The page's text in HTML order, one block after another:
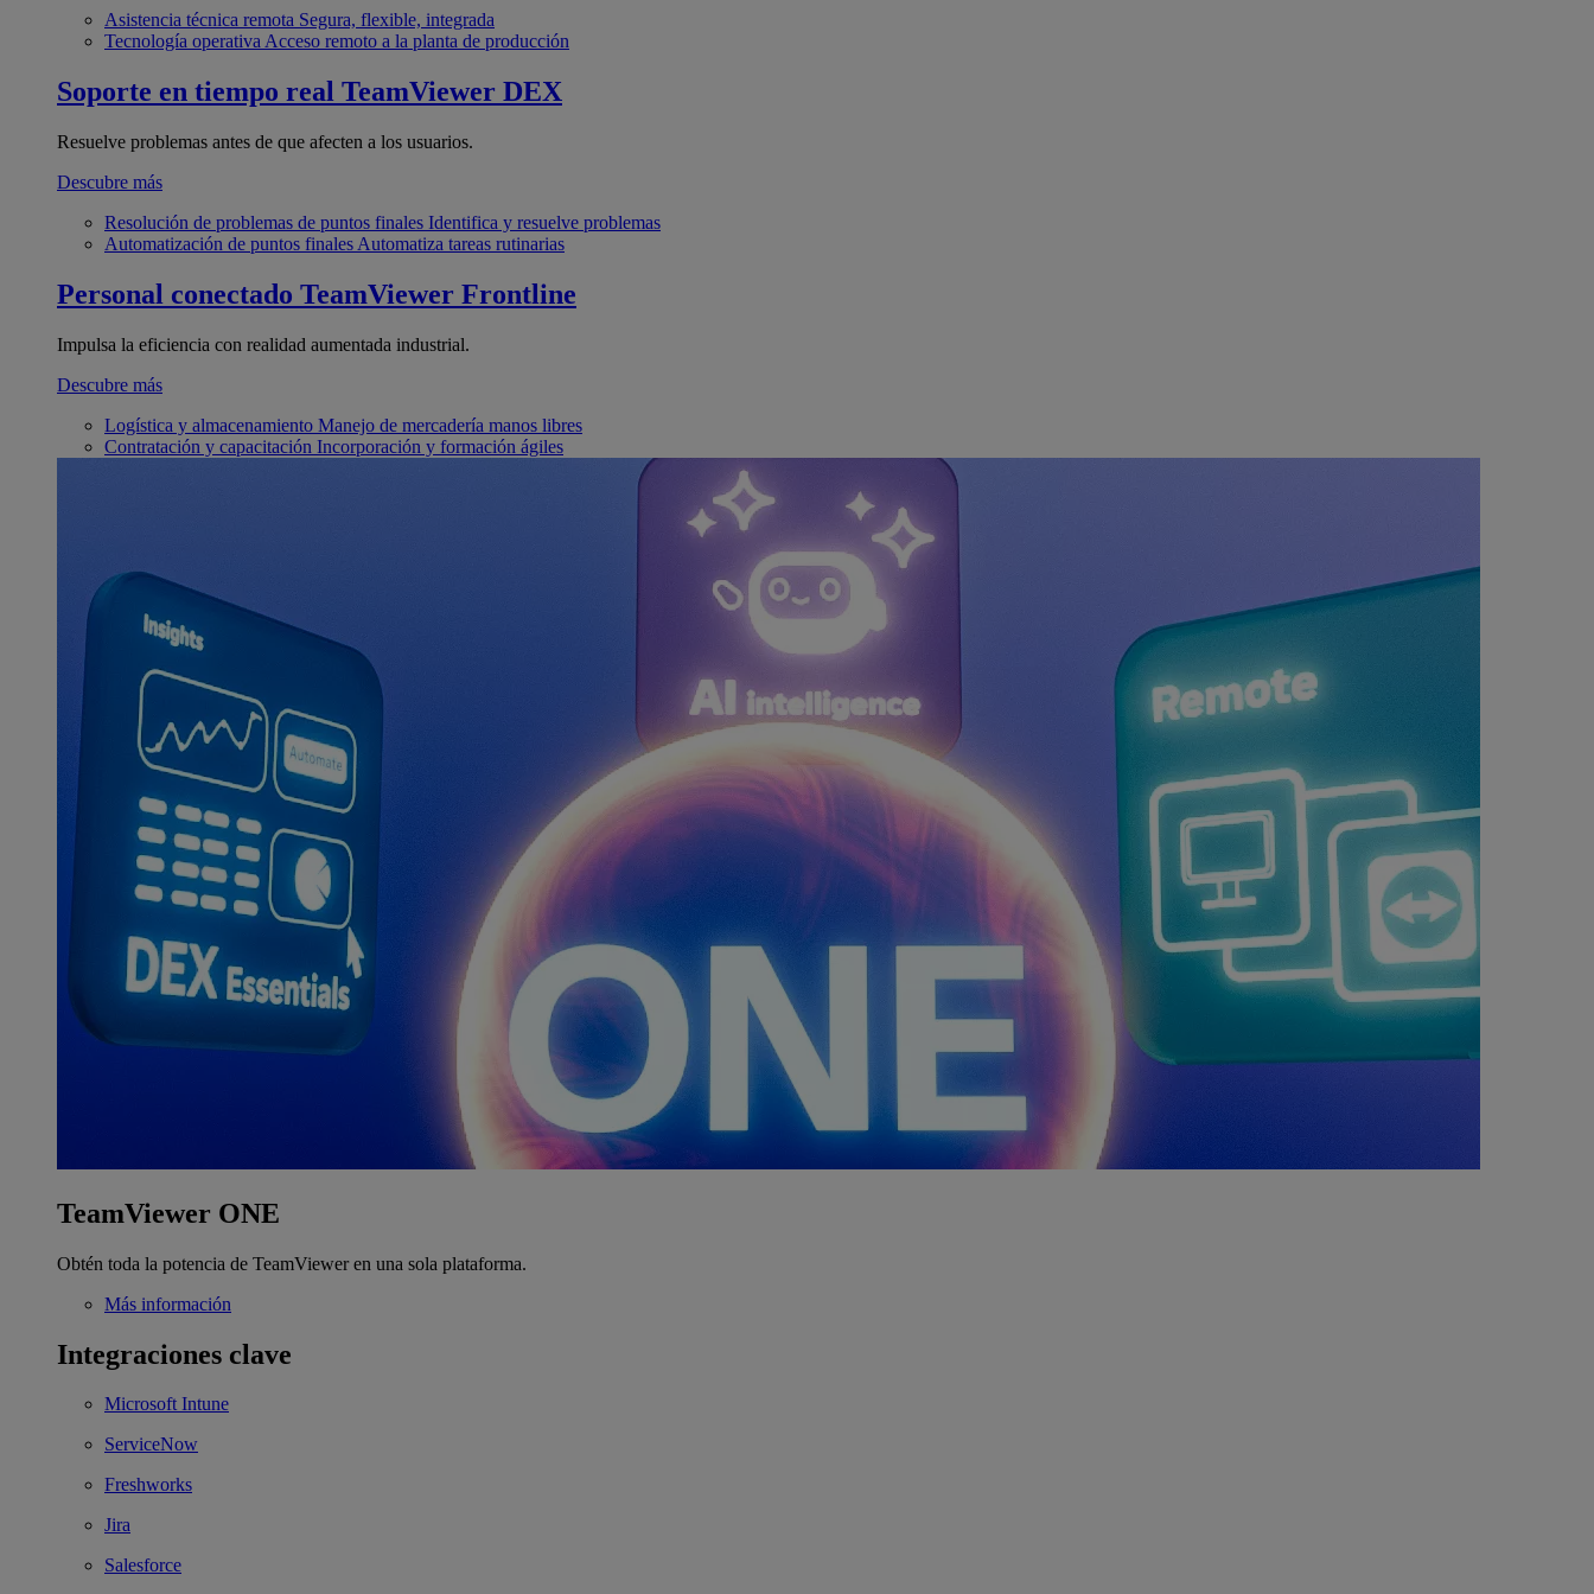
Asistencia técnica remota Segura, flexible, integrada
Tecnología operativa Acceso remoto a la planta de producción
Soporte en tiempo real TeamViewer DEX
Resuelve problemas antes de que afecten a los usuarios.
Descubre más
Resolución de problemas de puntos finales Identifica y resuelve problemas
Automatización de puntos finales Automatiza tareas rutinarias
Personal conectado TeamViewer Frontline
Impulsa la eficiencia con realidad aumentada industrial.
Descubre más
Logística y almacenamiento Manejo de mercadería manos libres
Contratación y capacitación Incorporación y formación ágiles
TeamViewer ONE
Obtén toda la potencia de TeamViewer en una sola plataforma.
Más información
Integraciones clave
Microsoft Intune
ServiceNow
Freshworks
Jira
Salesforce